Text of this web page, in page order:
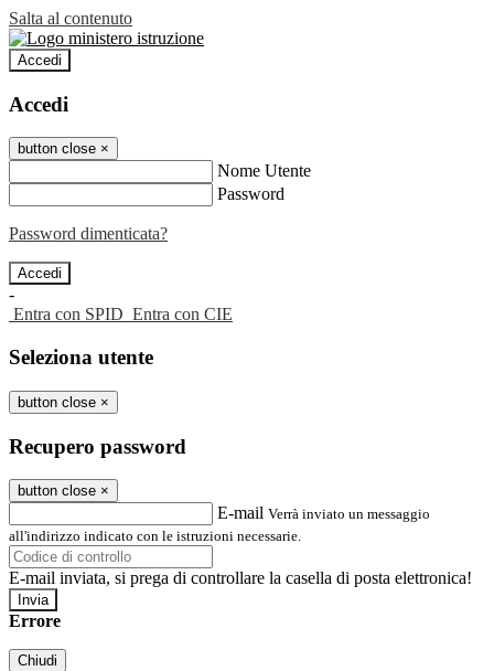
Salta al contenuto
Accedi
Accedi
button close ×
Nome Utente
Password
Password dimenticata?
-
Entra con SPID Entra con CIE
Seleziona utente
button close ×
Recupero password
button close ×
E-mail Verrà inviato un messaggio
all'indirizzo indicato con le istruzioni necessarie.
E-mail inviata, si prega di controllare la casella di posta elettronica!
Errore
Chiudi